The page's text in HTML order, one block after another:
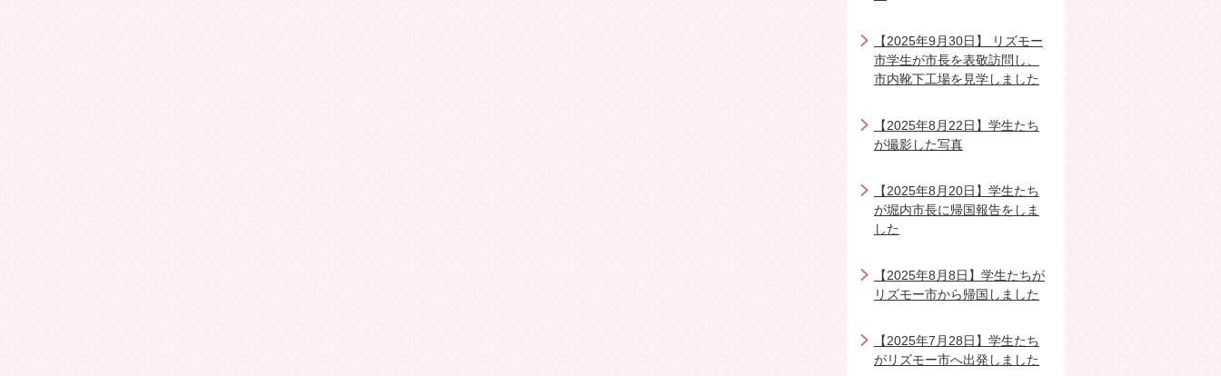
【2025年9月30日】 リズモー
市学生が市長を表敬訪問し、
市内靴下工場を見学しました
【2025年8月22日】学生たち
が撮影した写真
【2025年8月20日】学生たち
が堀内市長に帰国報告をしま
した
【2025年8月8日】学生たちが
リズモー市から帰国しました
【2025年7月28日】学生たち
がリズモー市へ出発しました